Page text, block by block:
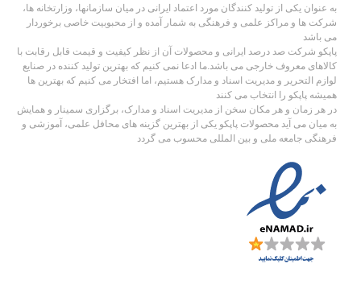
به عنوان یکی از تولید کنندگان مورد اعتماد ایرانی در میان سازمانها، وزارتخانه ها،
شرکت ها و مراکز علمی و فرهنگی به شمار آمده و از محبوبیت خاصی برخوردار
می باشد
پاپکو شرکت صد درصد ایرانی و محصولات آن از نظر کیفیت و قیمت قابل رقابت با
کالاهای معروف خارجی می باشد.ما ادعا نمی کنیم که بهترین تولید کننده در صنایع
لوازم التحریر و مدیریت اسناد و مدارک هستیم، اما افتخار می کنیم که بهترین ها
همیشه پاپکو را انتخاب می کنند
در هر زمان و هر مکان سخن از مدیریت اسناد و مدارک، برگزاری سمینار و همایش
به میان می آید محصولات پاپکو یکی از بهترین گزینه های محافل علمی، آموزشی و
فرهنگی جامعه ملی و بین المللی محسوب می گردد